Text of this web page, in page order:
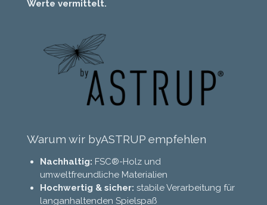
Werte vermittelt.
Warum wir byASTRUP empfehlen
Nachhaltig: FSC®-Holz und
umweltfreundliche Materialien
Hochwertig & sicher: stabile Verarbeitung für
langanhaltenden Spielspaß